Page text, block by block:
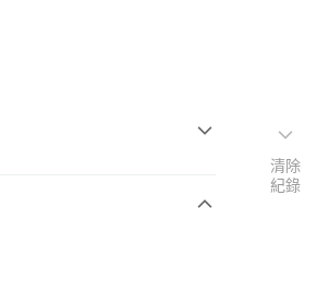
清除
紀錄